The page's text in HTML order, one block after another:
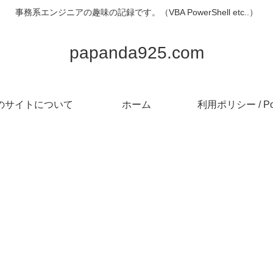
事務系エンジニアの趣味の記録です。（VBA PowerShell etc..）
papanda925.com
サイトについて ホーム 利用ポリシー /